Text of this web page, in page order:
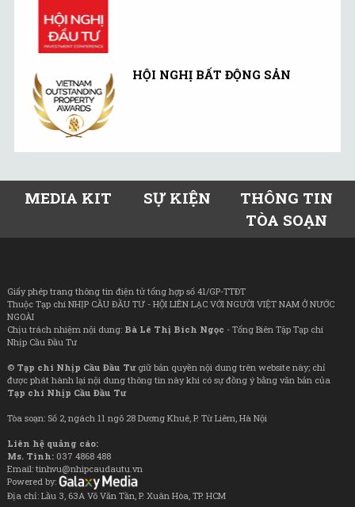
HỘI NGHỊ BẤT ĐỘNG SẢN
MEDIA KIT SỰ KIỆN
THÔNG TIN
TÒA SOẠN
Giấy phép trang thông tin điện tử tổng hợp số 41/GP-TTĐT
Thuộc Tạp chí NHỊP CẦU ĐẦU TƯ - HỘI LIÊN LẠC VỚI NGƯỜI VIỆT NAM Ở NƯỚC
NGOÀI
Chịu trách nhiệm nội dung: Bà Lê Thị Bích Ngọc - Tổng Biên Tập Tạp chí
Nhịp Cầu Đầu Tư
© Tạp chí Nhịp Cầu Đầu Tưgiữ bản quyền nội dung trên website này; chỉ
được phát hành lại nội dung thông tin này khi có sự đồng ý bằng văn bản của
Tạp chí Nhịp Cầu Đầu Tư
Tòa soạn: Số 2, ngách 11 ngõ 28 Dương Khuê, P. Từ Liêm, Hà Nội
Liên hệ quảng cáo:
Ms. Tình: 037 4868 488
Email: tinhvu@nhipcaudautu.vn
Powered by:
Địa chỉ: Lầu 3, 63A Võ Văn Tần, P. Xuân Hòa, TP. HCM